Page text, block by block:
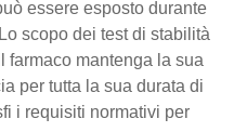
essere esposto durante
scopo dei test di stabilità
farmaco mantenga la sua
per tutta la sua durata di
i requisiti normativi per